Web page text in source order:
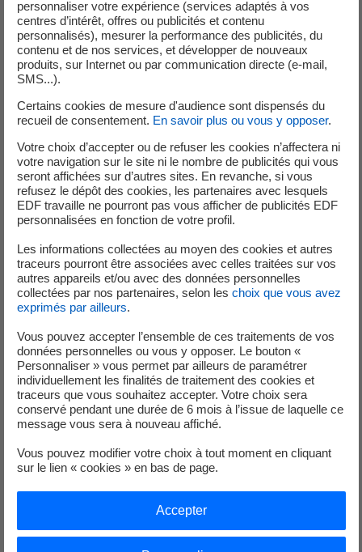
Valider un plan de protection
Quantifier les conséquences de la foudre et des
manœuvres
Nos atouts
Un logicielEMTPvendu à plusieurs milliers
d’utilisateurs depuis plus de 20 ans
Un savoir faire et une expertise reconnus
internationalement et éprouvés dans le système
électrique français
Capacité d’adapter les outils à vos besoins car nous
maîtrisons les sources du logiciel
international (publications, distinctions,
enseignement supérieur)
Ils nous ont fait confiance
: Impact des liaisons électriques sur les gazoducs et
dimensionnement des mises à la terre.
personnaliser votre expérience (services adaptés à vos
centres d’intérêt, offres ou publicités et contenu
personnalisés), mesurer la performance des publicités, du
contenu et de nos services, et développer de nouveaux
produits, sur Internet ou par communication directe (e-mail,
SMS...).
Certains cookies de mesure d'audience sont dispensés du
recueil de consentement. En savoir plus ou vous y opposer.
Votre choix d’accepter ou de refuser les cookies n’affectera ni
votre navigation sur le site ni le nombre de publicités qui vous
seront affichées sur d’autres sites. En revanche, si vous
refusez le dépôt des cookies, les partenaires avec lesquels
EDF travaille ne pourront pas vous afficher de publicités EDF
personnalisées en fonction de votre profil.
Les informations collectées au moyen des cookies et autres
traceurs pourront être associées avec celles traitées sur vos
autres appareils et/ou avec des données personnelles
collectées par nos partenaires, selon les choix que vous avez
exprimés par ailleurs.
Vous pouvez accepter l’ensemble de ces traitements de vos
données personnelles ou vous y opposer. Le bouton «
Personnaliser » vous permet par ailleurs de paramétrer
individuellement les finalités de traitement des cookies et
traceurs que vous souhaitez accepter. Votre choix sera
conservé pendant une durée de 6 mois à l’issue de laquelle ce
message vous sera à nouveau affiché.
Vous pouvez modifier votre choix à tout moment en cliquant
sur le lien « cookies » en bas de page.
Accepter